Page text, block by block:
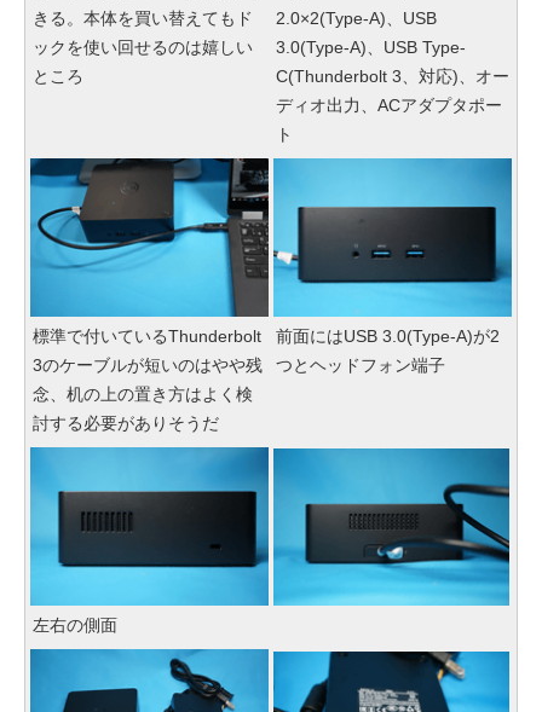
きる。本体を買い替えてもド
ックを使い回せるのは嬉しい
ところ
2.0×2(Type-A)、USB
3.0(Type-A)、USB Type-
C(Thunderbolt 3、対応)、オー
ディオ出力、ACアダプタポー
ト
標準で付いているThunderbolt
3のケーブルが短いのはやや残
念、机の上の置き方はよく検
討する必要がありそうだ
前面にはUSB 3.0(Type-A)が2
つとヘッドフォン端子
左右の側面